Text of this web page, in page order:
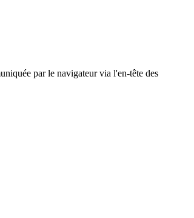
par le navigateur via l'en-tête des